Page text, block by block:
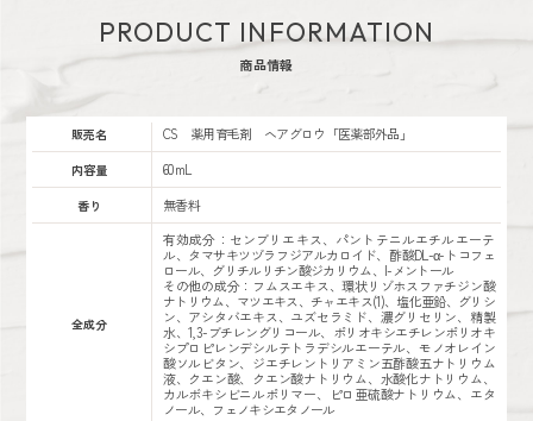
PRODUCT INFORMATION
商品情報
販売名 CS 薬用育毛剤 ヘアグロウ「医薬部外品」
内容量 60mL
香り 無香料
全成分
有効成分：センブリエキス、パントテニルエチルエーテ
ル、タマサキツヅラフジアルカロイド、酢酸DL-α-トコフェ
ロール、グリチルリチン酸ジカリウム、l-メントール
その他の成分：フムスエキス、環状リゾホスファチジン酸
ナトリウム、マツエキス、チャエキス(1)、塩化亜鉛、グリシ
ン、アシタバエキス、ユズセラミド、濃グリセリン、精製
水、1,3-ブチレングリコール、ポリオキシエチレンポリオキ
シプロピレンデシルテトラデシルエーテル、モノオレイン
酸ソルビタン、ジエチレントリアミン五酢酸五ナトリウム
液、クエン酸、クエン酸ナトリウム、水酸化ナトリウム、
カルボキシビニルポリマー、ピロ亜硫酸ナトリウム、エタ
ノール、フェノキシエタノール